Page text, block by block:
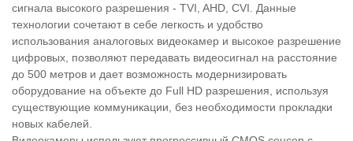
сигнала высокого разрешения - TVI, AHD, CVI. Данные
технологии сочетают в себе легкость и удобство
использования аналоговых видеокамер и высокое разрешение
цифровых, позволяют передавать видеосигнал на расстояние
до 500 метров и дает возможность модернизировать
оборудование на объекте до Full HD разрешения, используя
существующие коммуникации, без необходимости прокладки
новых кабелей.